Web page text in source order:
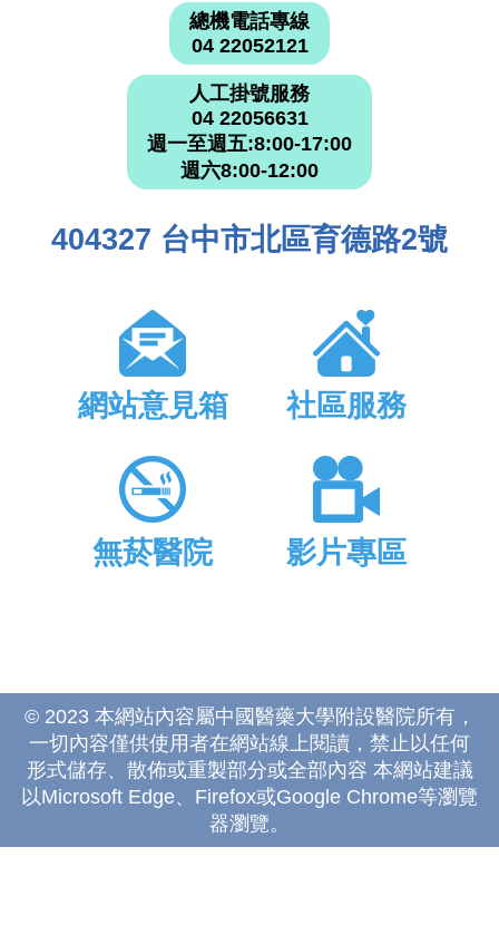
總機電話專線
04 22052121
人工掛號服務
04 22056631
週一至週五:8:00-17:00
週六8:00-12:00
404327 台中市北區育德路2號
網站意見箱 社區服務
無菸醫院 影片專區
© 2023 本網站內容屬中國醫藥大學附設醫院所有，
一切內容僅供使用者在網站線上閱讀，禁止以任何
形式儲存、散佈或重製部分或全部內容 本網站建議
以Microsoft Edge、Firefox或Google Chrome等瀏覽
器瀏覽。